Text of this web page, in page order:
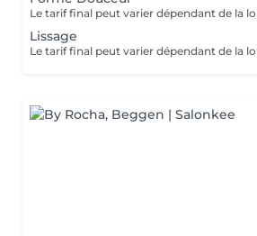
Lissage